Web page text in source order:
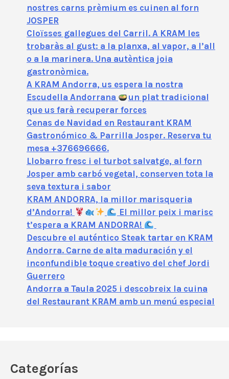
nostres carns prèmium es cuinen al forn
JOSPER
Cloïsses gallegues del Carril. A KRAM les
trobaràs al gust: a la planxa, al vapor, a l’all
o a la marinera. Una autèntica joia
gastronòmica.
A KRAM Andorra, us espera la nostra
Escudella Andorrana
un plat tradicional
que us farà recuperar forces
Cenas de Navidad en Restaurant KRAM
Gastronómico & Parrilla Josper. Reserva tu
mesa +376696666.
Llobarro fresc i el turbot salvatge, al forn
Josper amb carbó vegetal, conserven tota la
seva textura i sabor
KRAM ANDORRA, la millor marisqueria
d’Andorra!
El millor peix i marisc
t’espera a KRAM ANDORRA!
Descubre el auténtico Steak tartar en KRAM
Andorra. Carne de alta maduración y el
inconfundible toque creativo del chef Jordi
Guerrero
Andorra a Taula 2025 i descobreix la cuina
del Restaurant KRAM amb un menú especial
Categorías